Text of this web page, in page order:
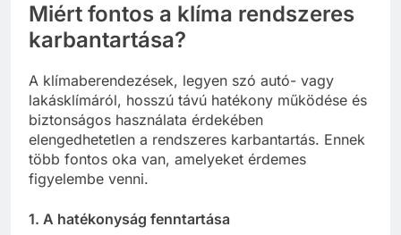
Miért fontos a klíma rendszeres
karbantartása?
A klímaberendezések, legyen szó autó- vagy
lakásklímáról, hosszú távú hatékony működése és
biztonságos használata érdekében
elengedhetetlen a rendszeres karbantartás. Ennek
több fontos oka van, amelyeket érdemes
figyelembe venni.
1. A hatékonyság fenntartása